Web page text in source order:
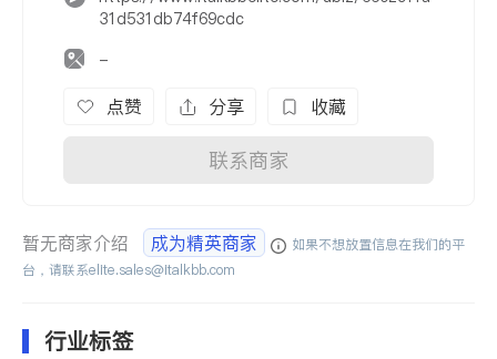
31d531db74f69cdc
-
点赞 分享 收藏
联系商家
暂无商家介绍 成为精英商家
如果不想放置信息在我们的平
台，请联系elite.sales@italkbb.com
行业标签